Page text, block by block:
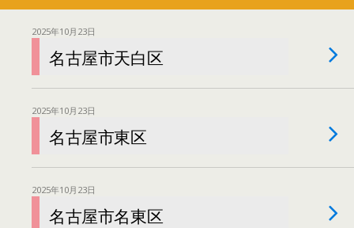
2025年10月23日
名古屋市天白区
2025年10月23日
名古屋市東区
2025年10月23日
名古屋市名東区